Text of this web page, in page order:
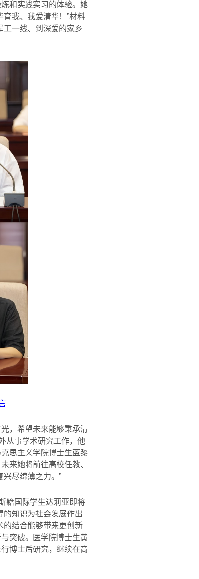
和实践实习的体验。她
我、我爱清华！”材料
工一线、到深爱的家乡
，希望未来能够秉承清
从事学术研究工作，他
思主义学院博士生蓝黎
来她将前往高校任教、
尽绵薄之力。”
籍国际学生达莉亚即将
的知识为社会发展作出
的结合能够带来更创新
突破。医学院博士生黄
博士后研究，继续在高